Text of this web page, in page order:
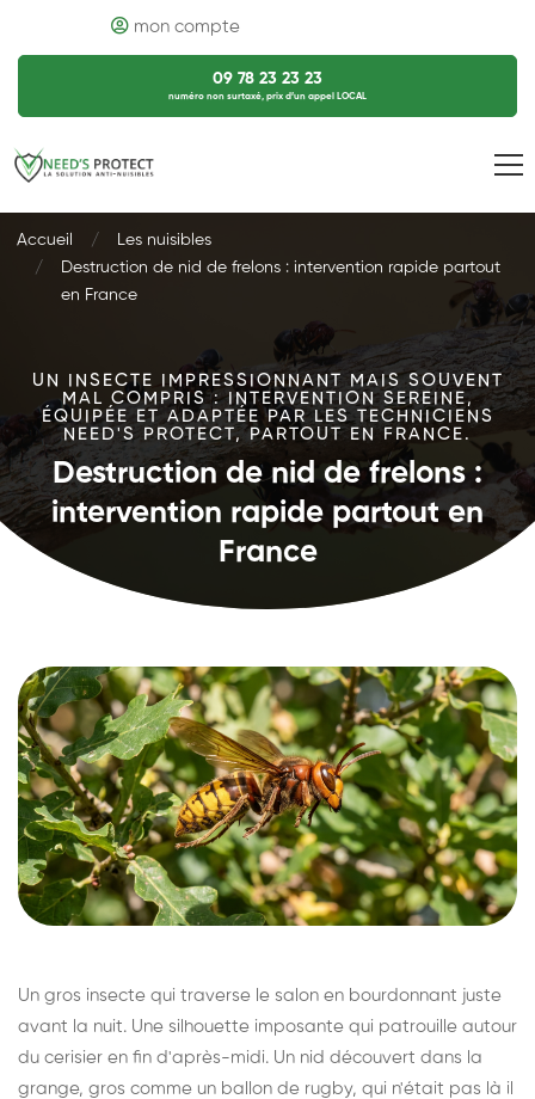
mon compte
09 78 23 23 23
numéro non surtaxé, prix d’un appel LOCAL
Accueil
Les nuisibles
Destruction de nid de frelons : intervention rapide partout
en France
UN INSECTE IMPRESSIONNANT MAIS SOUVENT
MAL COMPRIS : INTERVENTION SEREINE,
ÉQUIPÉE ET ADAPTÉE PAR LES TECHNICIENS
NEED'S PROTECT, PARTOUT EN FRANCE.
Destruction de nid de frelons :
intervention rapide partout en
France
Un gros insecte qui traverse le salon en bourdonnant juste
avant la nuit. Une silhouette imposante qui patrouille autour
du cerisier en fin d'après-midi. Un nid découvert dans la
grange, gros comme un ballon de rugby, qui n'était pas là il